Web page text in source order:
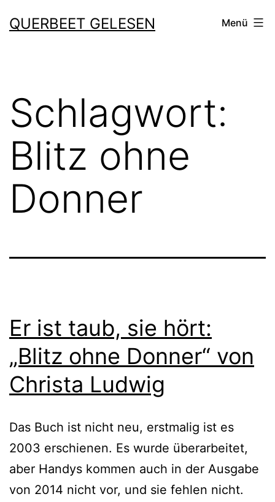
Inhalt
QUERBEET GELESEN Menü
Schlagwort:
Blitz ohne
Donner
Er ist taub, sie hört:
„Blitz ohne Donner“ von
Christa Ludwig
Das Buch ist nicht neu, erst­ma­lig ist es
2003 erschie­nen. Es wur­de über­ar­bei­tet,
aber Handys kom­men auch in der Ausgabe
von 2014 nicht vor, und sie feh­len nicht.